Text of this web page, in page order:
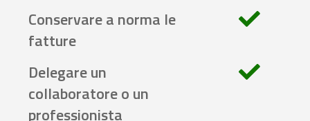
Conservare a norma le
fatture
Delegare un
collaboratore o un
professionista